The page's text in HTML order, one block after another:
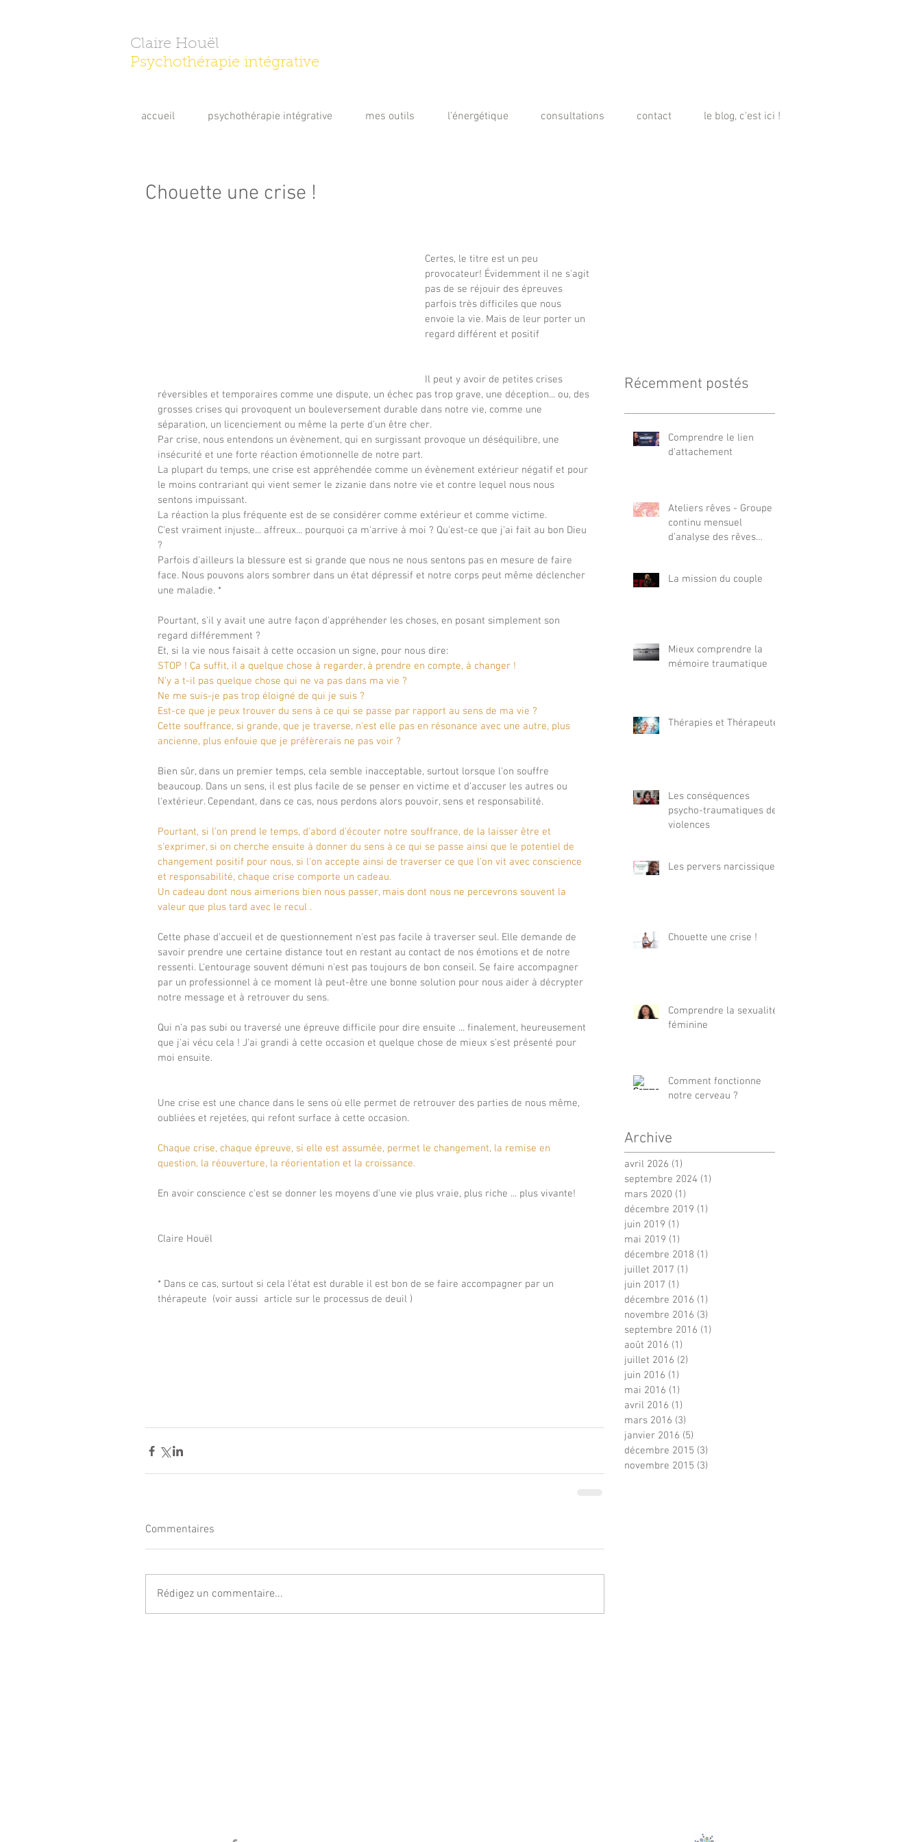
Claire Houël
Psychothérapie intégrative
accueil psychothérapie intégrative mes outils l'énergétique consultations contact le blog, c'est ici !
Chouette une crise !
Certes, le titre est un peu
provocateur! Évidemment il ne s'agit
pas de se réjouir des épreuves
parfois très difficiles que nous
envoie la vie. Mais de leur porter un
regard différent et positif
Il peut y avoir de petites crises
réversibles et temporaires comme une dispute, un échec pas trop grave, une déception... ou, des
grosses crises qui provoquent un bouleversement durable dans notre vie, comme une
séparation, un licenciement ou même la perte d'un être cher.
Par crise, nous entendons un évènement, qui en surgissant provoque un déséquilibre, une
insécurité et une forte réaction émotionnelle de notre part.
La plupart du temps, une crise est appréhendée comme un évènement extérieur négatif et pour
le moins contrariant qui vient semer le zizanie dans notre vie et contre lequel nous nous
sentons impuissant.
La réaction la plus fréquente est de se considérer comme extérieur et comme victime.
C'est vraiment injuste... affreux... pourquoi ça m'arrive à moi ? Qu'est-ce que j'ai fait au bon Dieu
?
Parfois d'ailleurs la blessure est si grande que nous ne nous sentons pas en mesure de faire
face. Nous pouvons alors sombrer dans un état dépressif et notre corps peut même déclencher
une maladie. *
Pourtant, s'il y avait une autre façon d'appréhender les choses, en posant simplement son
regard différemment ?
Et, si la vie nous faisait à cette occasion un signe, pour nous dire:
STOP ! Ça suffit, il a quelque chose à regarder, à prendre en compte, à changer !
N'y a t-il pas quelque chose qui ne va pas dans ma vie ?
Ne me suis-je pas trop éloigné de qui je suis ?
Est-ce que je peux trouver du sens à ce qui se passe par rapport au sens de ma vie ?
Cette souffrance, si grande, que je traverse, n'est elle pas en résonance avec une autre, plus
ancienne, plus enfouie que je préfèrerais ne pas voir ?
Bien sûr, dans un premier temps, cela semble inacceptable, surtout lorsque l'on souffre
beaucoup. Dans un sens, il est plus facile de se penser en victime et d'accuser les autres ou
l'extérieur. Cependant, dans ce cas, nous perdons alors pouvoir, sens et responsabilité.
Pourtant, si l'on prend le temps, d'abord d'écouter notre souffrance, de la laisser être et
s'exprimer, si on cherche ensuite à donner du sens à ce qui se passe ainsi que le potentiel de
changement positif pour nous, si l'on accepte ainsi de traverser ce que l'on vit avec conscience
et responsabilité, chaque crise comporte un cadeau.
Un cadeau dont nous aimerions bien nous passer, mais dont nous ne percevrons souvent la
valeur que plus tard avec le recul .
Cette phase d'accueil et de questionnement n'est pas facile à traverser seul. Elle demande de
savoir prendre une certaine distance tout en restant au contact de nos émotions et de notre
ressenti. L'entourage souvent démuni n'est pas toujours de bon conseil. Se faire accompagner
par un professionnel à ce moment là peut-être une bonne solution pour nous aider à décrypter
notre message et à retrouver du sens.
Qui n'a pas subi ou traversé une épreuve difficile pour dire ensuite ... finalement, heureusement
que j'ai vécu cela ! J'ai grandi à cette occasion et quelque chose de mieux s'est présenté pour
moi ensuite.
Une crise est une chance dans le sens où elle permet de retrouver des parties de nous même,
oubliées et rejetées, qui refont surface à cette occasion.
Chaque crise, chaque épreuve, si elle est assumée, permet le changement, la remise en
question, la réouverture, la réorientation et la croissance.
En avoir conscience c'est se donner les moyens d'une vie plus vraie, plus riche ... plus vivante!
Claire Houël
* Dans ce cas, surtout si cela l'état est durable il est bon de se faire accompagner par un
thérapeute  (voir aussi  article sur le processus de deuil )
Commentaires
Rédigez un commentaire...
Récemment postés
Comprendre le lien
d'attachement
Ateliers rêves - Groupe
continu mensuel
d’analyse des rêves
La mission du couple
Mieux comprendre la
mémoire traumatique
Thérapies et Thérapeutes
Les conséquences
psycho-traumatiques des
violences
Les pervers narcissiques
Chouette une crise !
Comprendre la sexualité
féminine
Comment fonctionne
notre cerveau ?
Archive
avril 2026 (1)
septembre 2024 (1)
mars 2020 (1)
décembre 2019 (1)
juin 2019 (1)
mai 2019 (1)
décembre 2018 (1)
juillet 2017 (1)
juin 2017 (1)
décembre 2016 (1)
novembre 2016 (3)
septembre 2016 (1)
août 2016 (1)
juillet 2016 (2)
juin 2016 (1)
mai 2016 (1)
avril 2016 (1)
mars 2016 (3)
janvier 2016 (5)
décembre 2015 (3)
novembre 2015 (3)